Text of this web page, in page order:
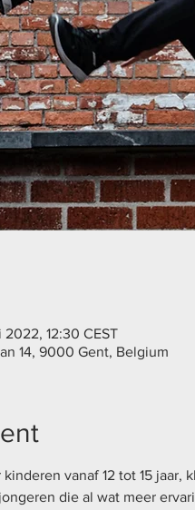
2022, 12:30 CEST
14, 9000 Gent, Belgium
kinderen vanaf 12 tot 15
die al wat meer